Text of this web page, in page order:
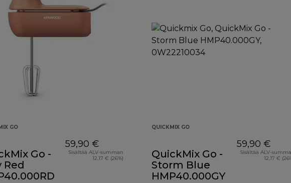
GO
Go -
Red
59,90 €
Sisältää ALV-summan
12,17 € (26%)
QUICKMIX GO
QuickMix Go -
Storm Blue
HMP40.000GY
59,90 €
Sisältää ALV-
12,17 €